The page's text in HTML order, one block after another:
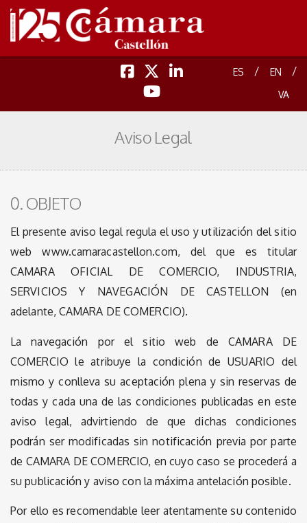
ES / EN /
VA
Aviso Legal
0. OBJETO
El presente aviso legal regula el uso y utilización del sitio
web www.camaracastellon.com, del que es titular
CAMARA OFICIAL DE COMERCIO, INDUSTRIA,
SERVICIOS Y NAVEGACIÓN DE CASTELLON (en
adelante, CAMARA DE COMERCIO).
La navegación por el sitio web de CAMARA DE
COMERCIO le atribuye la condición de USUARIO del
mismo y conlleva su aceptación plena y sin reservas de
todas y cada una de las condiciones publicadas en este
aviso legal, advirtiendo de que dichas condiciones
podrán ser modificadas sin notificación previa por parte
de CAMARA DE COMERCIO, en cuyo caso se procederá a
su publicación y aviso con la máxima antelación posible.
Por ello es recomendable leer atentamente su contenido